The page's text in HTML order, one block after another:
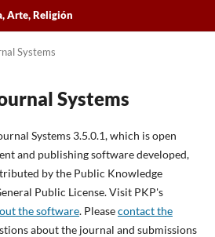
Arte, Religión
Systems
Systems
Systems 3.5.0.1, which is open
and publishing software developed,
by the Public Knowledge
Public License. Visit PKP's
the software. Pleasecontact the
about the journal and submissions